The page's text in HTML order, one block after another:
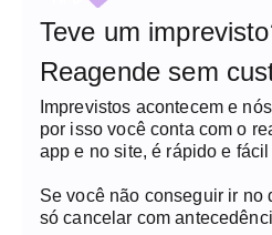
Teve um
Reagende sem
Imprevistos acontecem e
por isso você conta com o
app e no site, é rápido e fácil
Se você não conseguir ir no
só cancelar com